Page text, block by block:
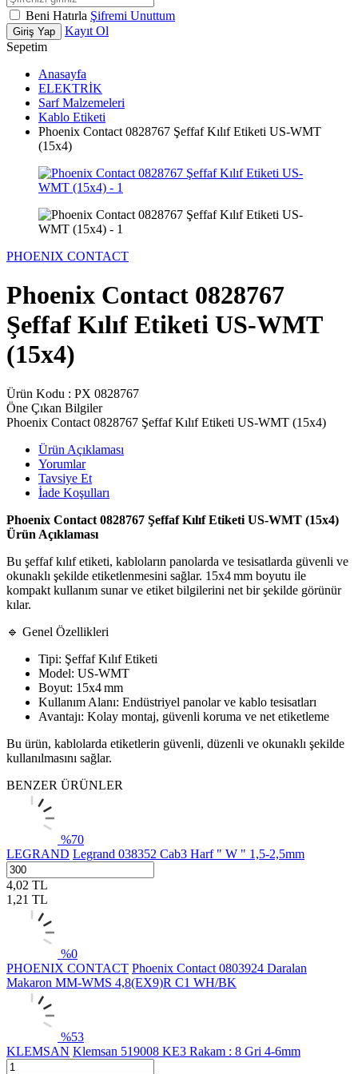
Beni Hatırla Şifremi Unuttum
Giriş Yap
Kayıt Ol
Sepetim
Anasayfa
ELEKTRİK
Sarf Malzemeleri
Kablo Etiketi
Phoenix Contact 0828767 Şeffaf Kılıf Etiketi US-WMT
(15x4)
PHOENIX CONTACT
Phoenix Contact 0828767
Şeffaf Kılıf Etiketi US-WMT
(15x4)
Ürün Kodu : PX 0828767
Öne Çıkan Bilgiler
Phoenix Contact 0828767 Şeffaf Kılıf Etiketi US-WMT (15x4)
Ürün Açıklaması
Yorumlar
Tavsiye Et
İade Koşulları
Phoenix Contact 0828767 Şeffaf Kılıf Etiketi US-WMT (15x4)
Ürün Açıklaması
Bu şeffaf kılıf etiketi, kabloların panolarda ve tesisatlarda güvenli ve
okunaklı şekilde etiketlenmesini sağlar. 15x4 mm boyutu ile
kompakt kullanım sunar ve etiket bilgilerini net bir şekilde görünür
kılar.
🔹 Genel Özellikleri
Tipi: Şeffaf Kılıf Etiketi
Model: US-WMT
Boyut: 15x4 mm
Kullanım Alanı: Endüstriyel panolar ve kablo tesisatları
Avantajı: Kolay montaj, güvenli koruma ve net etiketleme
Bu ürün, kablolarda etiketlerin güvenli, düzenli ve okunaklı şekilde
kullanılmasını sağlar.
BENZER ÜRÜNLER
%70
LEGRAND Legrand 038352 Cab3 Harf " W " 1,5-2,5mm
4,02 TL
1,21 TL
%0
PHOENIX CONTACT Phoenix Contact 0803924 Daralan
Makaron MM-WMS 4,8(EX9)R C1 WH/BK
%53
KLEMSAN Klemsan 519008 KE3 Rakam : 8 Gri 4-6mm